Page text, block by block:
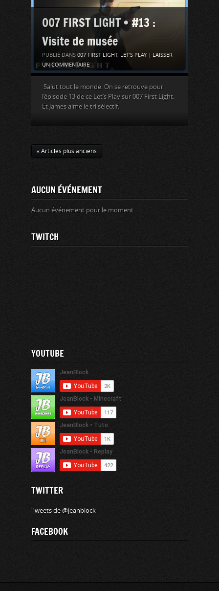
007 FIRST LIGHT • #13 :
Visite de musée
PUBLIÉ DANS 007 FIRST LIGHT, LET'S PLAY | LAISSER
UN COMMENTAIRE
Salut tout le monde. On se retrouve pour
l’épisode 13 de ce Let’s Play sur 007 First Light.
Et James aime le tri sélectif.
« Articles plus anciens
AUCUN ÉVÉNEMENT
Aucun événement pour le moment
TWITCH
YOUTUBE
TWITTER
Tweets de @jeanblock
FACEBOOK